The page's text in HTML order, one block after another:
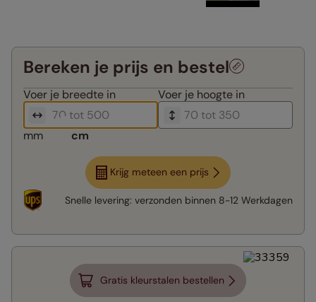
Bereken je prijs en bestel
Voer je breedte in Voer je hoogte in
mm cm
Krijg meteen een prijs
Snelle levering: verzonden binnen 8-12 Werkdagen
Gratis kleurstalen bestellen